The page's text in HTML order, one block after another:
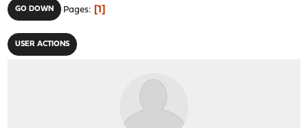
GO DOWN Pages 1
USER ACTIONS